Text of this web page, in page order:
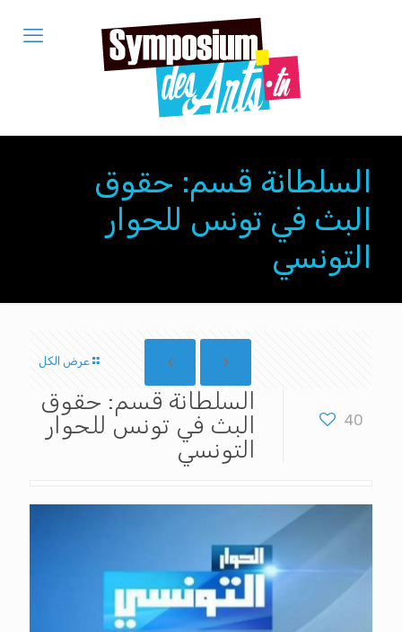
السلطانة قسم: حقوق
البث في تونس للحوار
التونسي
عرض الكل
40
السلطانة قسم: حقوق
البث في تونس للحوار
التونسي